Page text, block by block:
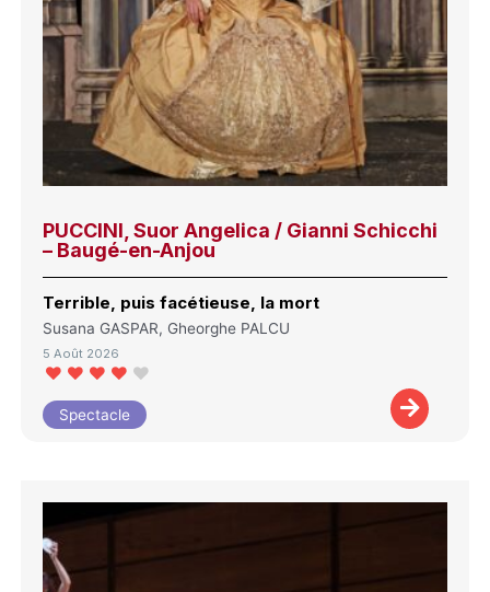
PUCCINI, Suor Angelica / Gianni Schicchi
– Baugé-en-Anjou
Terrible, puis facétieuse, la mort
Susana GASPAR, Gheorghe PALCU
5 Août 2026
Spectacle